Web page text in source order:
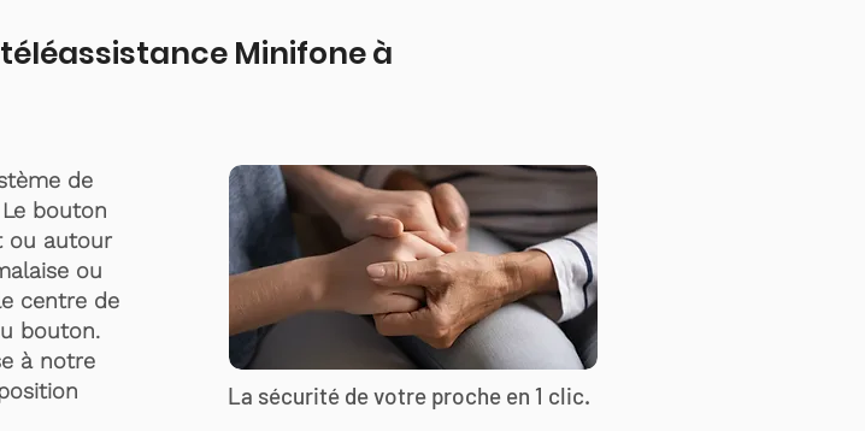
Minifone à
de
bouton
ou autour
ou
centre de
bouton.
à notre
La sécurité de votre proche en 1 clic.